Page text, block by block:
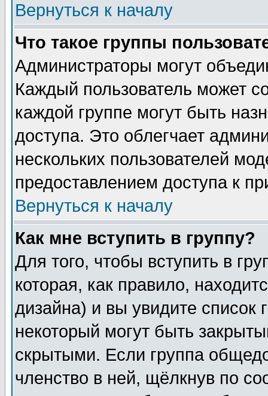
Вернуться к началу
Что такое группы
Администраторы могут
Каждый пользователь может
каждой группе могут быть
доступа. Это облегчает
нескольких пользователей
предоставлением доступа к
Вернуться к началу
Как мне вступить в группу?
Для того, чтобы вступить в
которая, как правило,
дизайна) и вы увидите список
некоторый могут быть
скрытыми. Если группа
членство в ней, щёлкнув по